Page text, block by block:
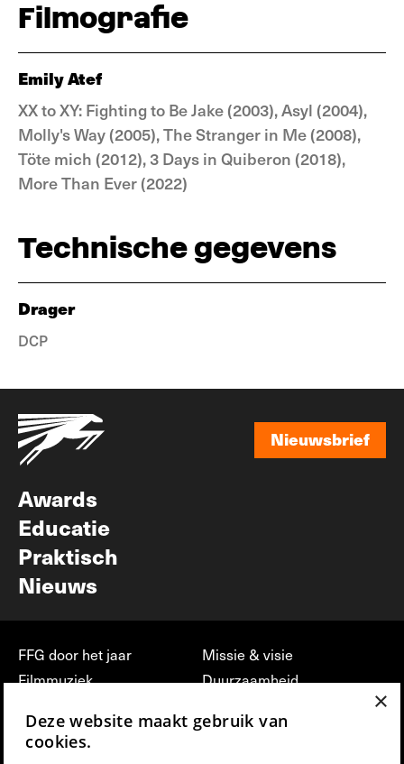
Filmografie
Emily Atef
XX to XY: Fighting to Be Jake (2003), Asyl (2004),
Molly's Way (2005), The Stranger in Me (2008),
Töte mich (2012), 3 Days in Quiberon (2018),
More Than Ever (2022)
Technische gegevens
Drager
DCP
Nieuwsbrief
Awards
Educatie
Praktisch
Nieuws
FFG door het jaar
Filmmuziek
Press & Industry
Missie & visie
Duurzaamheid
vrijwilligerswerk bij FFG
×
Deze website maakt gebruik van
cookies.